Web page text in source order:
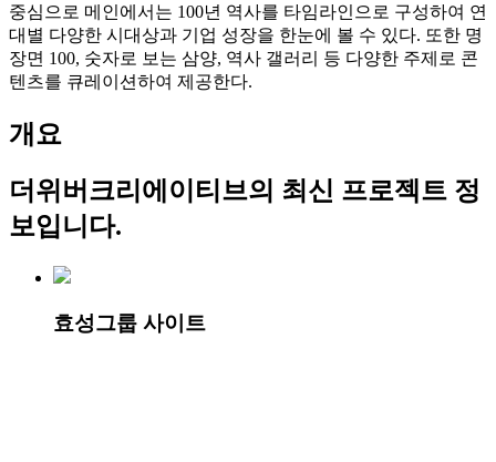
중심으로 메인에서는 100년 역사를 타임라인으로 구성하여 연
대별 다양한 시대상과 기업 성장을 한눈에 볼 수 있다. 또한 명
장면 100, 숫자로 보는 삼양, 역사 갤러리 등 다양한 주제로 콘
텐츠를 큐레이션하여 제공한다.
개요
더위버크리에이티브의 최신 프로젝트 정
보입니다.
효성그룹 사이트